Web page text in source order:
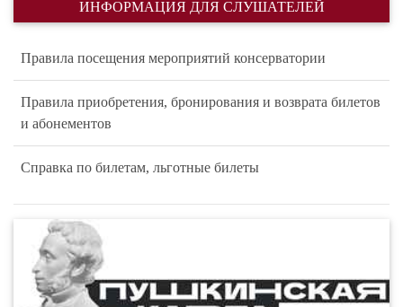
ИНФОРМАЦИЯ ДЛЯ СЛУШАТЕЛЕЙ
Правила посещения мероприятий консерватории
Правила приобретения, бронирования и возврата билетов
и абонементов
Справка по билетам, льготные билеты